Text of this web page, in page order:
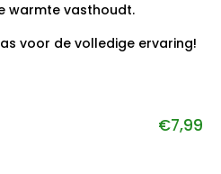
warmte vasthoudt.
voor de volledige ervaring!
€7,99